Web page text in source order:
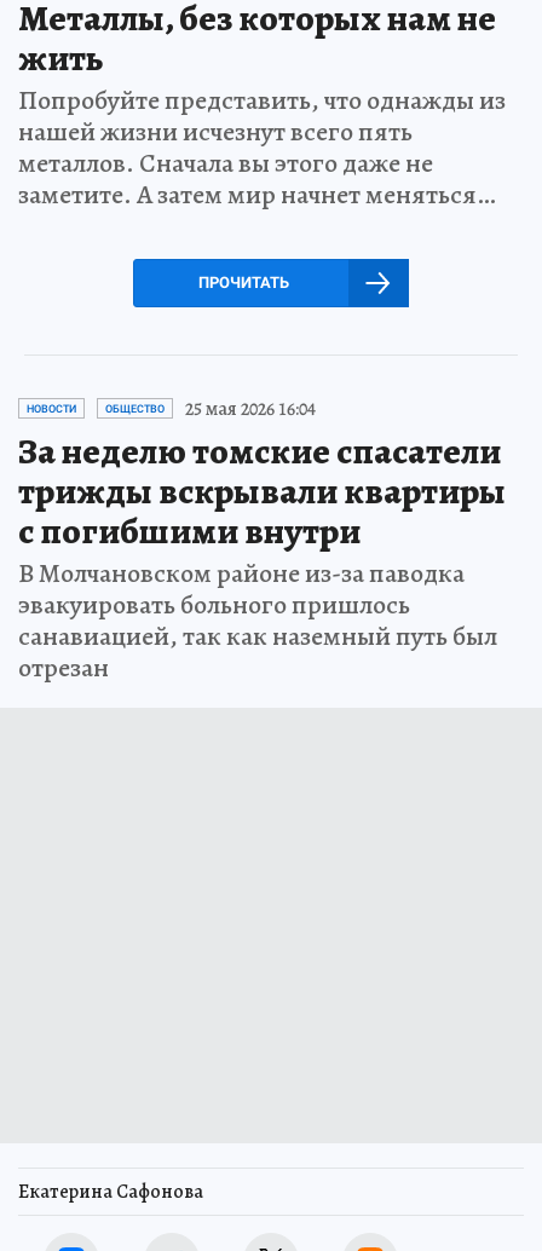
Металлы, без которых нам не
жить
Попробуйте представить, что однажды из
нашей жизни исчезнут всего пять
металлов. Сначала вы этого даже не
заметите. А затем мир начнет меняться…
ПРОЧИТАТЬ
НОВОСТИ ОБЩЕСТВО 25 мая 2026 16:04
За неделю томские спасатели
трижды вскрывали квартиры
с погибшими внутри
В Молчановском районе из-за паводка
эвакуировать больного пришлось
санавиацией, так как наземный путь был
отрезан
Екатерина Сафонова